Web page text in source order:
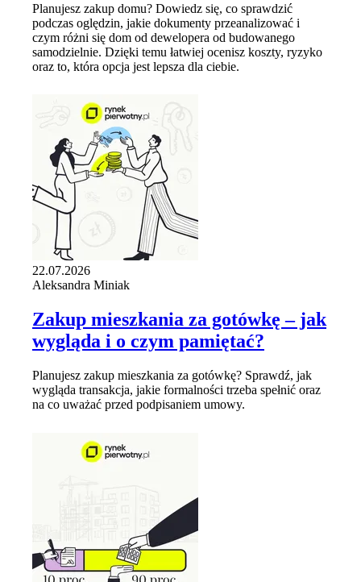
Planujesz zakup domu? Dowiedz się, co sprawdzić
podczas oględzin, jakie dokumenty przeanalizować i
czym różni się dom od dewelopera od budowanego
samodzielnie. Dzięki temu łatwiej ocenisz koszty, ryzyko
oraz to, która opcja jest lepsza dla ciebie.
22.07.2026
Aleksandra Miniak
Zakup mieszkania za gotówkę – jak
wygląda i o czym pamiętać?
Planujesz zakup mieszkania za gotówkę? Sprawdź, jak
wygląda transakcja, jakie formalności trzeba spełnić oraz
na co uważać przed podpisaniem umowy.